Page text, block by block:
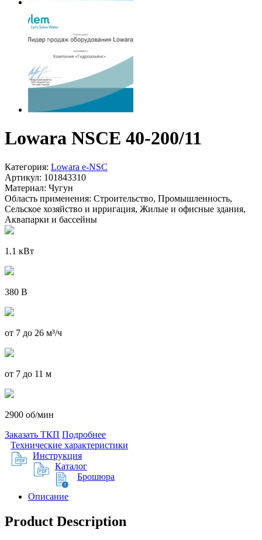
Lowara NSCE 40-200/11
Категория: Lowara e-NSC
Артикул: 101843310
Материал: Чугун
Область применения: Строительство, Промышленность,
Сельское хозяйство и ирригация, Жилые и офисные здания,
Аквапарки и бассейны
1.1 кВт
380 В
от 7 до 26 м³/ч
от 7 до 11 м
2900 об/мин
Заказать ТКП Подробнее
Технические характеристики
Инструкция
Каталог
Брошюра
Описание
Product Description